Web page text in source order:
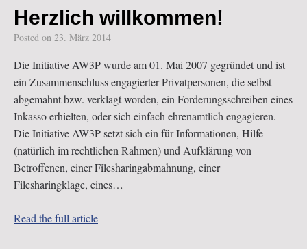
Herzlich willkommen!
Posted on 23. März 2014
Die Initiative AW3P wurde am 01. Mai 2007 gegründet und ist
ein Zusammenschluss engagierter Privatpersonen, die selbst
abgemahnt bzw. verklagt worden, ein Forderungsschreiben eines
Inkasso erhielten, oder sich einfach ehrenamtlich engagieren.
Die Initiative AW3P setzt sich ein für Informationen, Hilfe
(natürlich im rechtlichen Rahmen) und Aufklärung von
Betroffenen, einer Filesharingabmahnung, einer
Filesharingklage, eines…
Read the full article